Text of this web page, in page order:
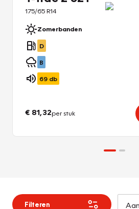
175/65 R14
Zomerbanden
D
B
69 db
€ 81,32per stuk
Filteren